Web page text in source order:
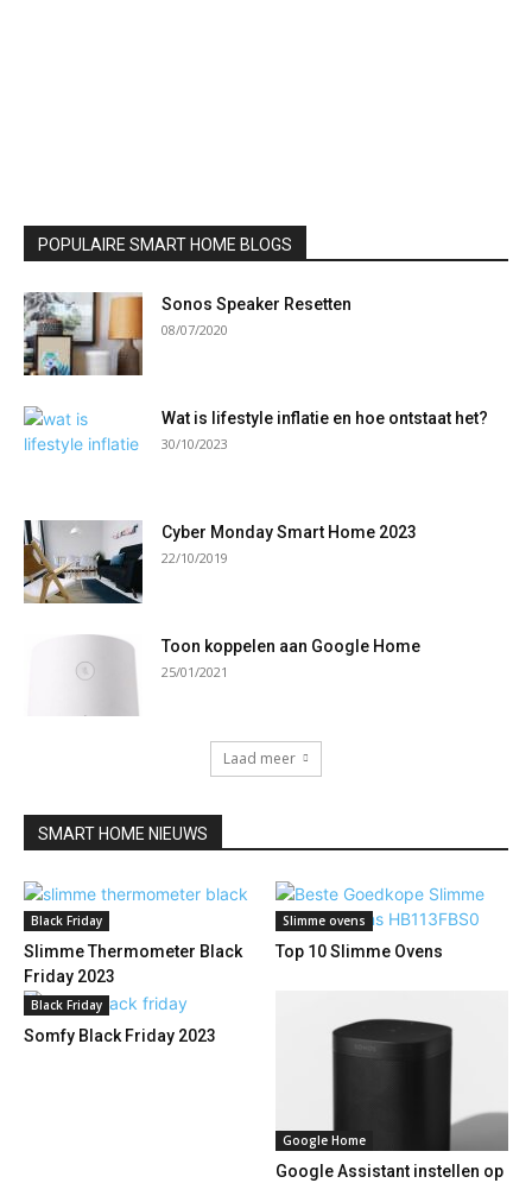
POPULAIRE SMART HOME BLOGS
Sonos Speaker Resetten
08/07/2020
Wat is lifestyle inflatie en hoe ontstaat het?
30/10/2023
Cyber Monday Smart Home 2023
22/10/2019
Toon koppelen aan Google Home
25/01/2021
Laad meer
SMART HOME NIEUWS
Black Friday
Slimme Thermometer Black
Friday 2023
Slimme ovens
Top 10 Slimme Ovens
Black Friday
Somfy Black Friday 2023
Google Home
Google Assistant instellen op